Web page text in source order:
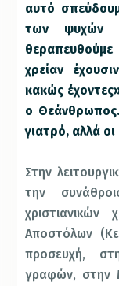
αυτό
των ψυχών
χρείαν
κακώς
ο Θεάνθρωπος.
γιατρό, αλλά
Στην
την
Αποστόλων
προσευχή,
γραφών, στην